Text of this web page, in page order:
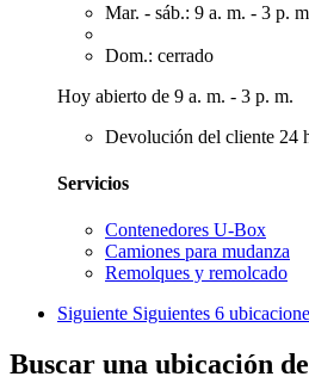
Mar. - sáb.: 9 a. m. - 3 p.
Dom.: cerrado
Hoy abierto de 9 a. m. - 3 p. m.
Devolución del cliente 24
Servicios
Contenedores U-Box
Camiones para mudanza
Remolques y remolcado
Siguiente Siguientes 6
Buscar una ubicación